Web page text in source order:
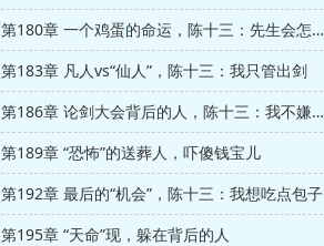
第180章 一个鸡蛋的命运，陈十三：先生会怎么选择？
第183章 凡人vs“仙人”，陈十三：我只管出剑
第186章 论剑大会背后的人，陈十三：我不嫌弃你
第189章 “恐怖”的送葬人，吓傻钱宝儿
第192章 最后的“机会”，陈十三：我想吃点包子
第195章 “天命”现，躲在背后的人